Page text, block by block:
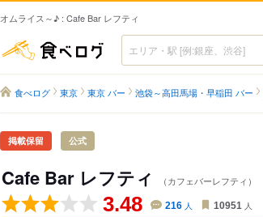
オムライス～♪ : Cafe Bar レフティ
食べログ
食べログ 東京 東京 バー 池袋～高田馬場・早稲田 バー
掲載保留 公式
Cafe Bar レフティ （カフェバーレフティ）
3.48 216 人 10951 人